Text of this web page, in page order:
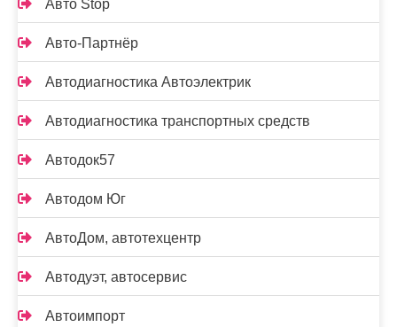
Авто Stop
Авто-Партнёр
Автодиагностика Автоэлектрик
Автодиагностика транспортных средств
Автодок57
Автодом Юг
АвтоДом, автотехцентр
Автодуэт, автосервис
Автоимпорт